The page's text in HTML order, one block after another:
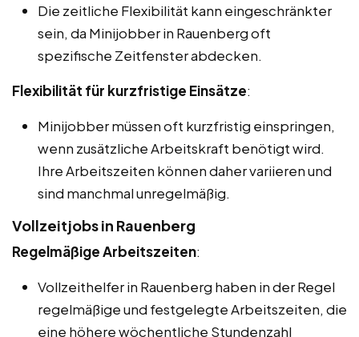
Die zeitliche Flexibilität kann eingeschränkter
sein, da Minijobber in Rauenberg oft
spezifische Zeitfenster abdecken.
Flexibilität für kurzfristige Einsätze:
Minijobber müssen oft kurzfristig einspringen,
wenn zusätzliche Arbeitskraft benötigt wird.
Ihre Arbeitszeiten können daher variieren und
sind manchmal unregelmäßig.
Vollzeitjobs in Rauenberg
Regelmäßige Arbeitszeiten:
Vollzeithelfer in Rauenberg haben in der Regel
regelmäßige und festgelegte Arbeitszeiten, die
eine höhere wöchentliche Stundenzahl